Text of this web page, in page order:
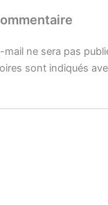
ne sera pas
sont indiqués